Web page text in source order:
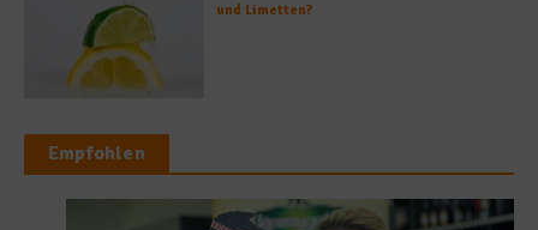
und Limetten?
Empfohlen